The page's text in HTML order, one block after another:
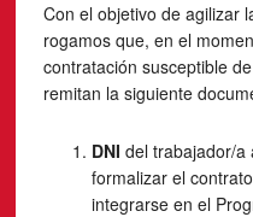
Con el objetivo de agilizar
rogamos que, en el
contratación susceptible
remitan la siguiente
DNI del trabajador/a
formalizar el
integrarse en el